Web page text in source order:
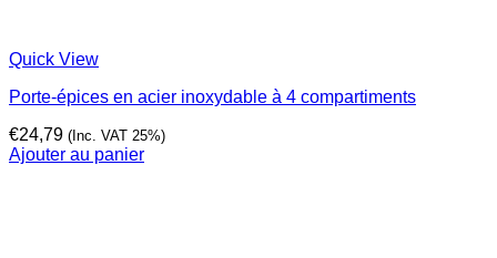
Quick View
Porte-épices en acier inoxydable à 4 compartiments
€24,79 (Inc. VAT 25%)
Ajouter au panier